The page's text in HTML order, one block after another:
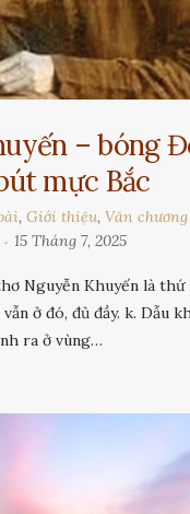
– bóng
mực Bắc
, Giới thiệu, Văn
15 Tháng 7, 2025
Nguyễn Khuyến là
ở đó, đủ đầy. k. Dẫu
ra ở vùng…